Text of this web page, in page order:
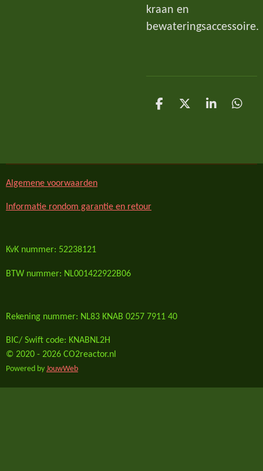
kraan en
bewateringsaccessoire.
D
D
S
D
Algemene voorwaarden
Informatie rondom garantie en retour
KvK nummer: 52238121
BTW nummer: NL001422922B06
Rekening nummer: NL83 KNAB 0257 7911 40
BIC/ Swift code: KNABNL2H
© 2020 - 2026 CO2reactor.nl
Powered by JouwWeb